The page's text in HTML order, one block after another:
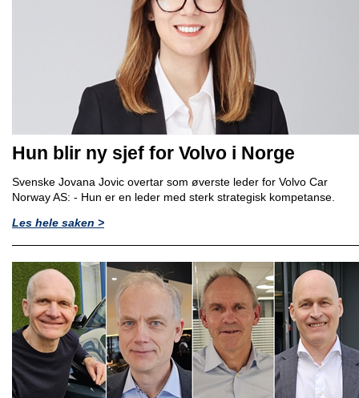
Hun blir ny sjef for Volvo i Norge
Svenske Jovana Jovic overtar som øverste leder for Volvo Car
Norway AS: - Hun er en leder med sterk strategisk kompetanse.
Les hele saken >